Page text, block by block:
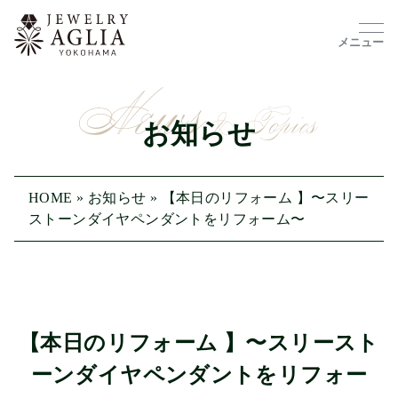
メニュー
お知らせ
HOME » お知らせ »
【本日のリフォーム 】〜スリー
ストーンダイヤペンダントをリフォーム〜
【本日のリフォーム 】〜スリースト
ーンダイヤペンダントをリフォー